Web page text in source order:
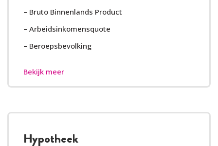
– Bruto Binnenlands Product
– Arbeidsinkomensquote
– Beroepsbevolking
Bekijk meer
Hypotheek